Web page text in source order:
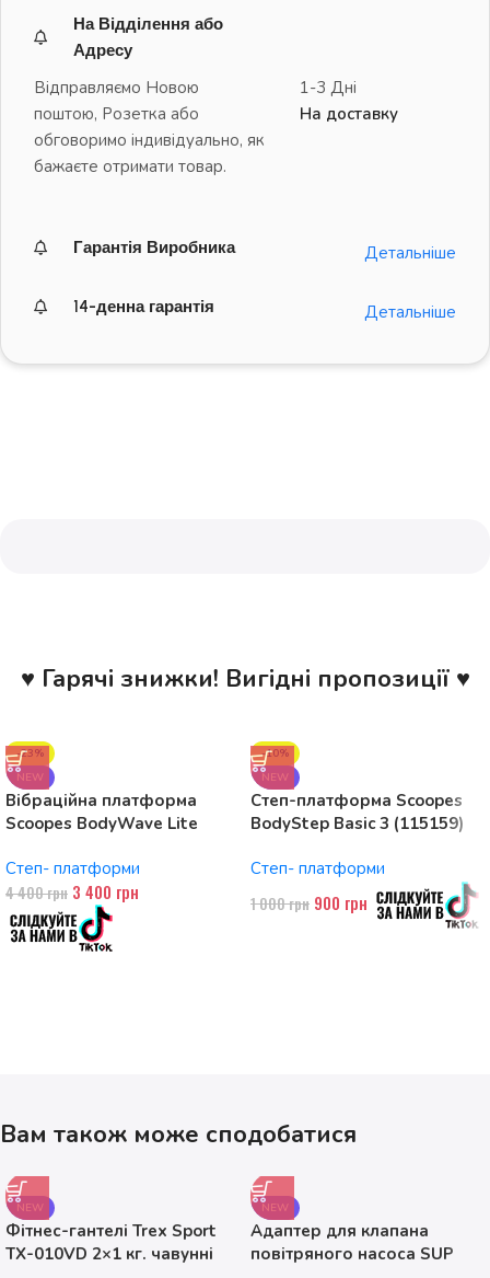
На Відділення або
Адресу
Відправляємо Новою
поштою, Розетка або
обговоримо індивідуально, як
бажаєте отримати товар.
1-3 Дні
На доставку
Гарантія Виробника Детальніше
14-денна гарантія Детальніше
♥ Гарячі знижки! Вигідні пропозиції ♥
-23%
NEW
Вібраційна платформа
Scoopes BodyWave Lite
Степ- платформи
4 400грн 3 400 грн
-10%
NEW
Степ-платформа Scoopes
BodyStep Basic 3 (115159)
рівні
Степ- платформи
1 000грн 900 грн
Вам також може сподобатися
NEW
Фітнес-гантелі Trex Sport
TX-010VD 2×1 кг. чавунні
NEW
Адаптер для клапана
повітряного насоса SUP